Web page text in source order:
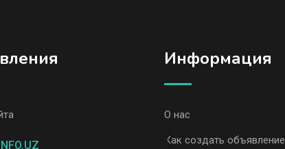
Ташкент
Информация
О нас
Как создать объявление